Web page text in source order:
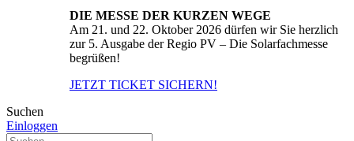
DIE MESSE DER KURZEN WEGE
Am 21. und 22. Oktober 2026 dürfen wir Sie herzlich
zur 5. Ausgabe der Regio PV – Die Solarfachmesse
begrüßen!
JETZT TICKET SICHERN!
Suchen
Einloggen